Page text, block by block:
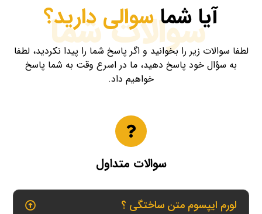
سوالات شما
آیا شماسوالی دارید؟
لطفا سوالات زیر را بخوانید و اگر پاسخ شما را پیدا نکردید، لطفا
به سؤال خود پاسخ دهید، ما در اسرع وقت به شما پاسخ
خواهیم داد.
سوالات متداول
لورم ایپسوم متن ساختگی ؟